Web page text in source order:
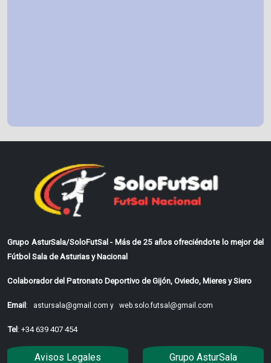
Grupo AsturSala/SoloFutSal - Más de 25 años ofreciéndote lo mejor del
Fútbol Sala de Asturias y Nacional
Colaborador del Patronato Deportivo de Gijón, Oviedo, Mieres y Siero
Email: astursala@gmail.com y web.solo.futsal@gmail.com
Tel: +34 639 407 454
Avisos Legales Grupo AsturSala